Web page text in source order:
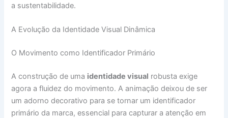
a sustentabilidade.
A Evolução da Identidade Visual Dinâmica
O Movimento como Identificador Primário
A construção de uma identidade visual robusta exige
agora a fluidez do movimento. A animação deixou de ser
um adorno decorativo para se tornar um identificador
primário da marca, essencial para capturar a atenção em